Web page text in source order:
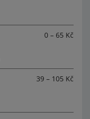
0 – 65 Kč
39 – 105 Kč